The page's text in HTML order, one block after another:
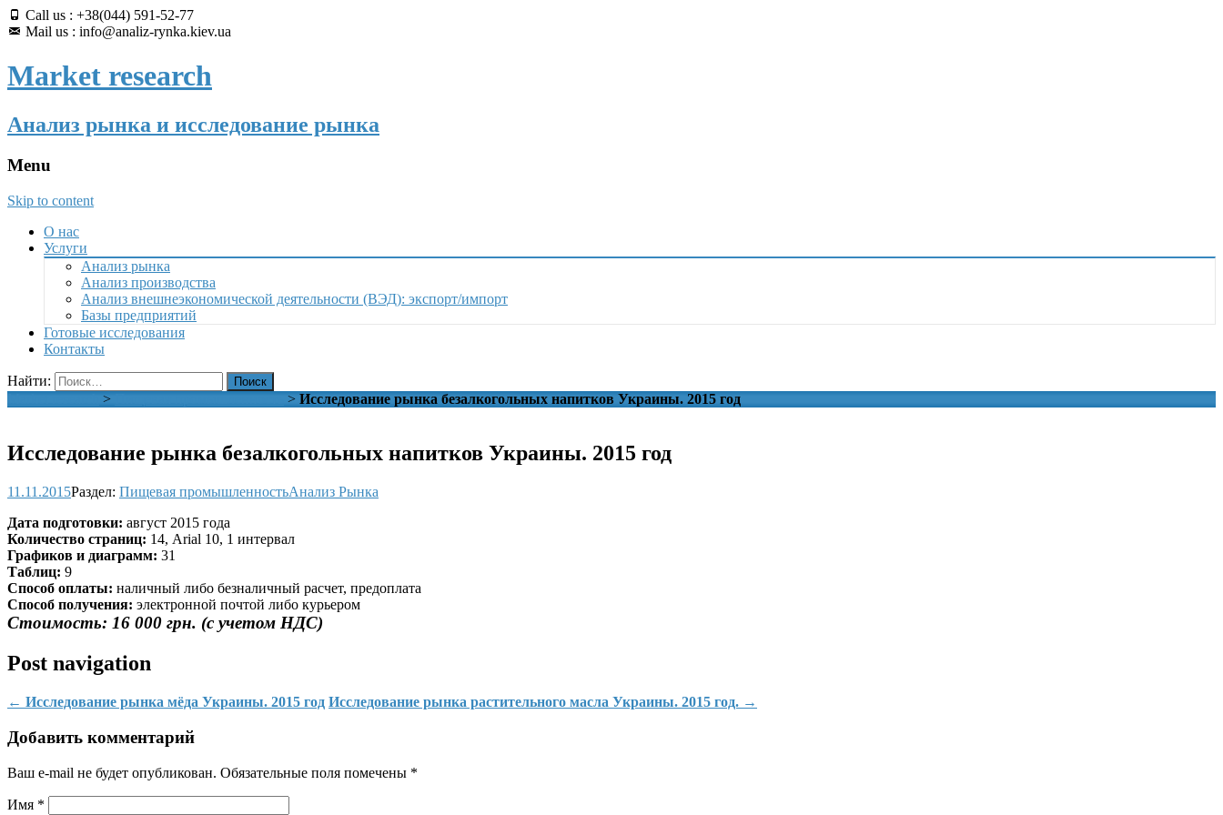
Call us : +38(044) 591-52-77
Mail us : info@analiz-rynka.kiev.ua
Market research
Анализ рынка и исследование рынка
Menu
Skip to content
О нас
Услуги
Анализ рынка
Анализ производства
Анализ внешнеэкономической деятельности (ВЭД): экспорт/импорт
Базы предприятий
Готовые исследования
Контакты
Найти:
> > Исследование рынка безалкогольных напитков Украины. 2015 год
Исследование рынка безалкогольных напитков Украины. 2015 год
11.11.2015Раздел: Пищевая промышленностьАнализ Рынка
Дата подготовки: август 2015 года
Количество страниц: 14, Arial 10, 1 интервал
Графиков и диаграмм: 31
Таблиц: 9
Способ оплаты: наличный либо безналичный расчет, предоплата
Способ получения: электронной почтой либо курьером
Стоимость: 16 000 грн. (с учетом НДС)
Post navigation
← Исследование рынка мёда Украины. 2015 год Исследование рынка растительного масла Украины. 2015 год. →
Добавить комментарий
Ваш e-mail не будет опубликован. Обязательные поля помечены *
Имя *